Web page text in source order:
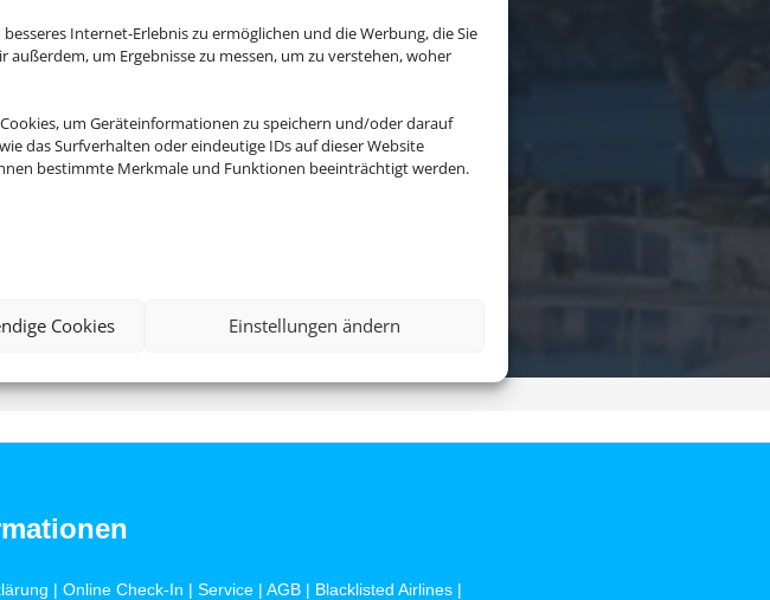
Internet-Erlebnis zu ermöglichen und die Werbung, die Sie
außerdem, um Ergebnisse zu messen, um zu verstehen, woher
um Geräteinformationen zu speichern und/oder darauf
das Surfverhalten oder eindeutige IDs auf dieser Website
bestimmte Merkmale und Funktionen beeinträchtigt werden.
Cookies Einstellungen ändern
HP+ Inkl. Flug &
| Online Check-In | Service| AGB| Blacklisted Airlines|